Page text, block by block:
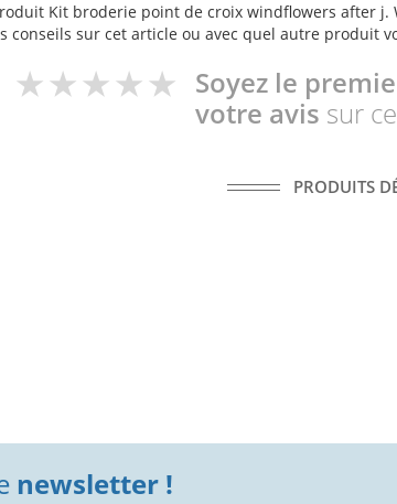
Kit broderie point de croix windflowers after
conseils sur cet article ou avec quel autre produit
Soyez le
votre avis sur
PRODUITS
newsletter !